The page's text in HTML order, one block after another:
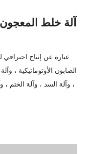
آلة خلط المعجون
الصابون الأوتوماتيكية ،
، وآلة السد ، وآلة الختم